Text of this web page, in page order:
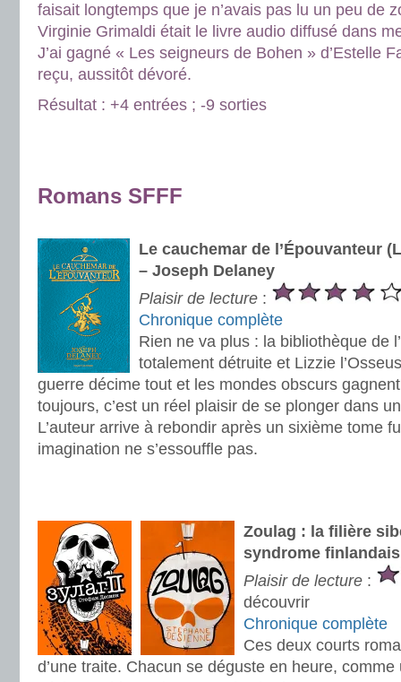
faisait longtemps que je n’avais pas lu un peu de
Virginie Grimaldi était le livre audio diffusé dans
J’ai gagné « Les seigneurs de Bohen » d’Estelle
reçu, aussitôt dévoré.
Résultat : +4 entrées ; -9 sorties
Romans SFFF
Le cauchemar de l’Épouvanteur
– Joseph Delaney
Plaisir de lecture :
Chronique complète
Rien ne va plus : la bibliothèque de
totalement détruite et Lizzie
guerre décime tout et les mondes obscurs
toujours, c’est un réel plaisir de se plonger dans
L’auteur arrive à rebondir après un sixième tome
imagination ne s’essouffle pas.
Zoulag : la filière
syndrome
Plaisir de lecture :
découvrir
Chronique complète
Ces deux courts
d’une traite. Chacun se déguste en heure,